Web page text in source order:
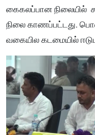
கைகலப்பான நிலையில்
நிலை காணப்பட்டது.
வகையில கடமையில்